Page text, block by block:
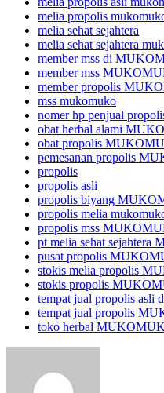
melia propolis
melia sehat sejahtera
melia sehat sejahtera
member mss di
member mss
member propolis
mss mukomuko
nomer hp penjual
obat herbal alami
obat propolis
pemesanan propolis
propolis
propolis asli
propolis biyang
propolis melia
propolis mss
pt melia sehat sejahtera
pusat propolis
stokis melia propolis
stokis propolis
tempat jual propolis
tempat jual propolis
toko herbal